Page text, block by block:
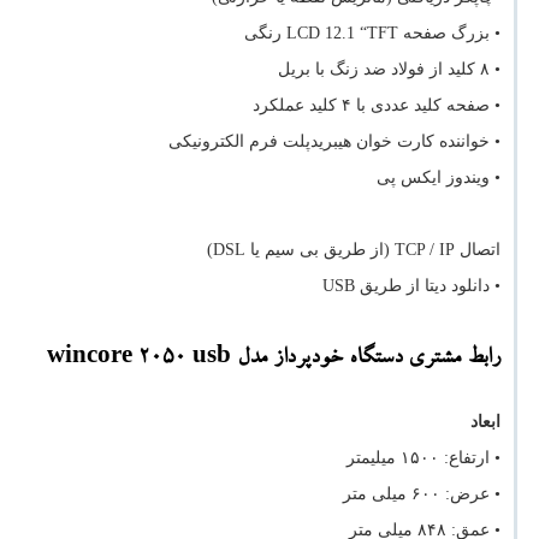
• بزرگ صفحه LCD 12.1 “TFT رنگی
• ۸ کلید از فولاد ضد زنگ با بریل
• صفحه کلید عددی با ۴ کلید عملکرد
• خواننده کارت خوان هیبریدپلت فرم الکترونیکی
• ویندوز ایکس پی
اتصال TCP / IP (از طریق بی سیم یا DSL
)
• دانلود دیتا از طریق USB
رابط مشتری دستگاه خودپرداز مدل wincore 2050 usb
ابعاد
• ارتفاع: ۱۵۰۰ میلیمتر
• عرض: ۶۰۰ میلی متر
• عمق: ۸۴۸ میلی متر